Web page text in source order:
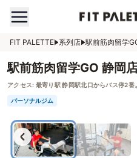
FIT PALETTE 系列店 駅前筋肉留学
駅前筋肉留学GO 静岡
アクセス: 最寄り駅 静岡駅北口からバス停2
パーソナルジム